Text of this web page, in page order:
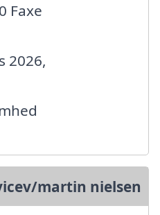
Faxe
2026,
martin nielsen